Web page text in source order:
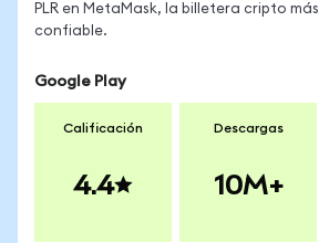
PLR en MetaMask, la billetera cripto más
confiable.
Google Play
Calificación
4.4
Descargas
10M+